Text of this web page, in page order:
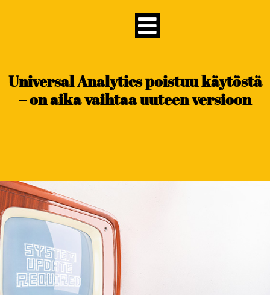
Universal Analytics poistuu käytöstä
– on aika vaihtaa uuteen versioon